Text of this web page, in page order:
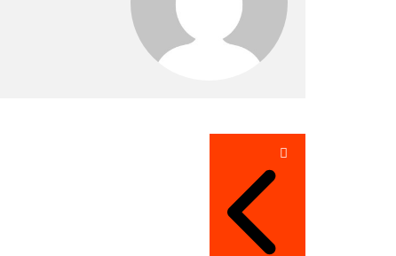
تصفّح
المقالات